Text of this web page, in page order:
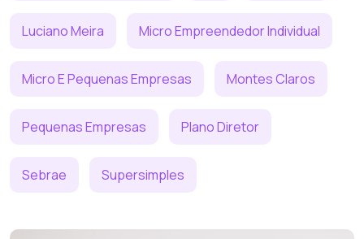
Luciano Meira Micro Empreendedor Individual
Micro E Pequenas Empresas Montes Claros
Pequenas Empresas Plano Diretor
Sebrae Supersimples